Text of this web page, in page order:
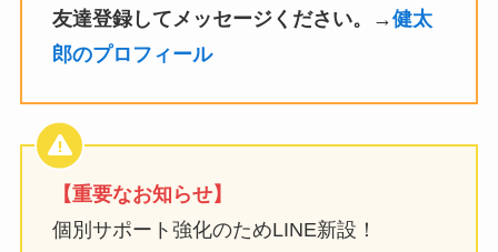
友達登録してメッセージください。→健太
郎のプロフィール
【重要なお知らせ】
個別サポート強化のためLINE新設！